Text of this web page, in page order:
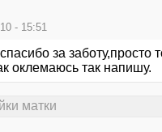
- 15:51
за заботу,просто
оклемаюсь так напишу.
матки